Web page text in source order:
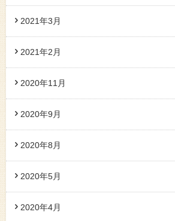
2021年3月
2021年2月
2020年11月
2020年9月
2020年8月
2020年5月
2020年4月